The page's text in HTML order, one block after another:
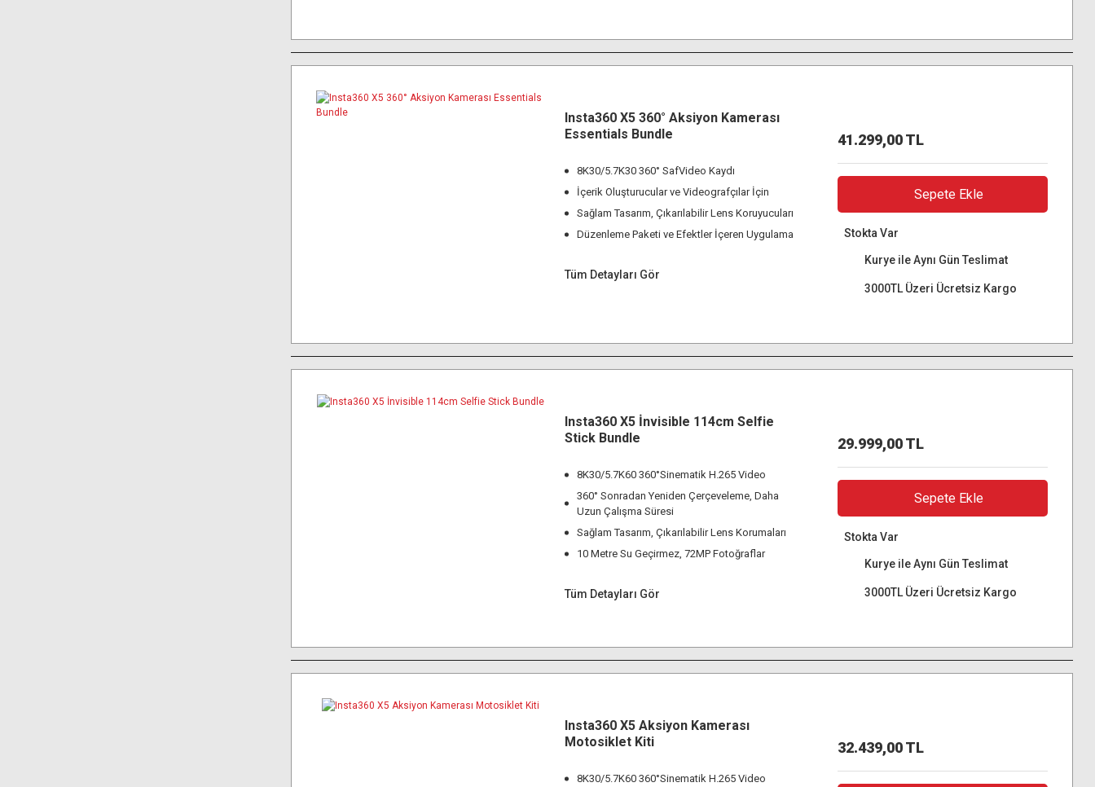
Insta360 X5 360° Aksiyon Kamerası
Essentials Bundle
8K30/5.7K30 360° SafVideo Kaydı
İçerik Oluşturucular ve Videografçılar İçin
Sağlam Tasarım, Çıkarılabilir Lens Koruyucuları
Düzenleme Paketi ve Efektler İçeren Uygulama
Tüm Detayları Gör
41.299,00 TL
Sepete Ekle
Stokta Var
Kurye ile Aynı Gün Teslimat
3000TL Üzeri Ücretsiz Kargo
Insta360 X5 İnvisible 114cm Selfie
Stick Bundle
8K30/5.7K60 360°Sinematik H.265 Video
360° Sonradan Yeniden Çerçeveleme, Daha
Uzun Çalışma Süresi
Sağlam Tasarım, Çıkarılabilir Lens Korumaları
10 Metre Su Geçirmez, 72MP Fotoğraflar
Tüm Detayları Gör
29.999,00 TL
Sepete Ekle
Stokta Var
Kurye ile Aynı Gün Teslimat
3000TL Üzeri Ücretsiz Kargo
Insta360 X5 Aksiyon Kamerası
Motosiklet Kiti
8K30/5.7K60 360°Sinematik H.265 Video
32.439,00 TL